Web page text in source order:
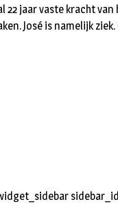
22 jaar vaste kracht
José is namelijk